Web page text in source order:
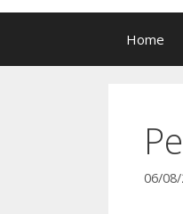
Home
06/